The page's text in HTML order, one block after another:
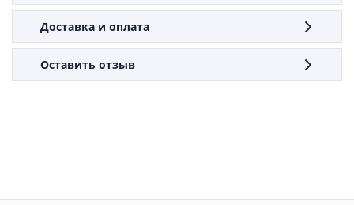
Доставка и оплата
Оставить отзыв